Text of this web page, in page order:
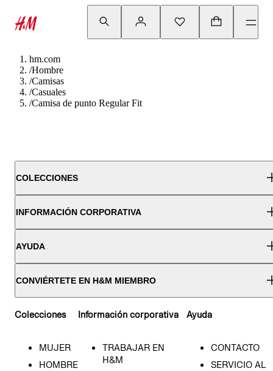
hm.com
/Hombre
/Camisas
/Casuales
/Camisa de punto Regular Fit
COLECCIONES
INFORMACIÓN CORPORATIVA
AYUDA
CONVIÉRTETE EN H&M MIEMBRO
Colecciones
MUJER
HOMBRE
Información corporativa
TRABAJAR EN
H&M
Ayuda
CONTACTO
SERVICIO AL